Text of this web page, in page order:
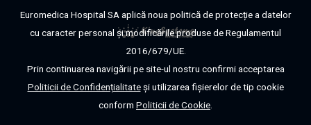
Euromedica Hospital SA aplică noua politică de protecție a datelor
cu caracter personal și modificările produse de Regulamentul
2016/679/UE.
Prin continuarea navigării pe site-ul nostru confirmi acceptarea
Politicii de Confidențialitateși utilizarea fișierelor de tip cookie
conform Politicii de Cookie